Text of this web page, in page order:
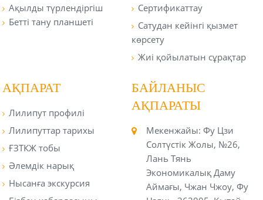
Ақылды түрлендіргіш
Бетті тану планшеті
Сертификаттау
Сатудан кейінгі қызмет
көрсету
Жиі қойылатын сұрақтар
АҚПАРАТ
Лилипут профилі
Лилипуттар тарихы
ҒЗТКЖ тобы
Әлемдік нарық
Нысанға экскурсия
БАЙЛАНЫС
АҚПАРАТЫ
Мекенжайы: Фу Цзи
Солтүстік Жолы, №26,
Лань Тянь
Экономикалық Даму
Аймағы, Чжан Чжоу, Фу